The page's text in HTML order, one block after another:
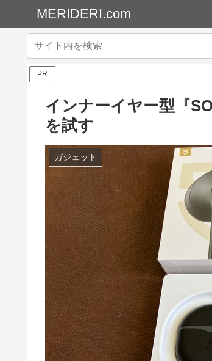
MERIDERI.com
PR
インナーイヤー型『
を試す
ガジェット